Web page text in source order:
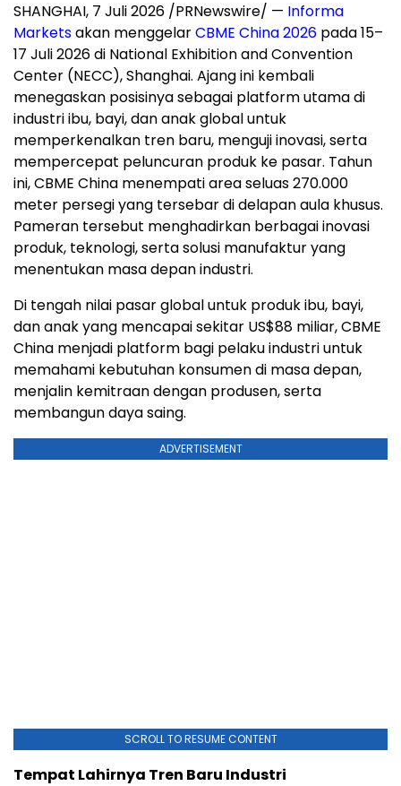
SHANGHAI, 7 Juli 2026 /PRNewswire/ — Informa
Marketsakan menggelarCBME China 2026 pada 15–
17 Juli 2026 di National Exhibition and Convention
Center (NECC), Shanghai. Ajang ini kembali
menegaskan posisinya sebagai platform utama di
industri ibu, bayi, dan anak global untuk
memperkenalkan tren baru, menguji inovasi, serta
mempercepat peluncuran produk ke pasar. Tahun
ini, CBME China menempati area seluas 270.000
meter persegi yang tersebar di delapan aula khusus.
Pameran tersebut menghadirkan berbagai inovasi
produk, teknologi, serta solusi manufaktur yang
menentukan masa depan industri.
Di tengah nilai pasar global untuk produk ibu, bayi,
dan anak yang mencapai sekitar US$88 miliar, CBME
China menjadi platform bagi pelaku industri untuk
memahami kebutuhan konsumen di masa depan,
menjalin kemitraan dengan produsen, serta
membangun daya saing.
ADVERTISEMENT
SCROLL TO RESUME CONTENT
Tempat Lahirnya Tren Baru Industri